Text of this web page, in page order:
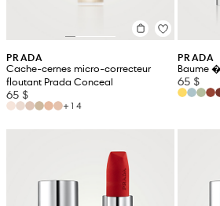
PRADA
Cache-cernes micro-correcteur
floutant Prada Conceal
65 $
+14
PRADA
Baume
65 $